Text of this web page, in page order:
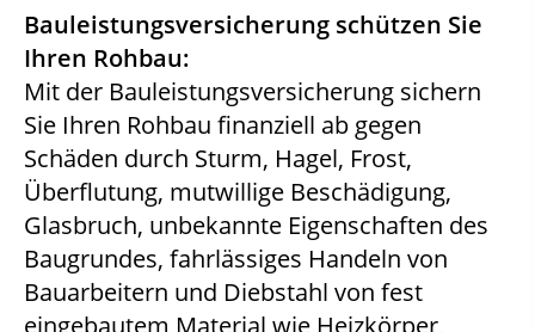
Bauleistungsversicherung schützen Sie
Ihren Rohbau:
Mit der Bauleistungsversicherung sichern
Sie Ihren Rohbau finanziell ab gegen
Schäden durch Sturm, Hagel, Frost,
Überflutung, mutwillige Beschädigung,
Glasbruch, unbekannte Eigenschaften des
Baugrundes, fahrlässiges Handeln von
Bauarbeitern und Diebstahl von fest
eingebautem Material wie Heizkörper,